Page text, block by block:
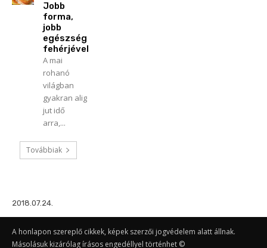
Jobb
forma,
jobb
egészség
fehérjével
A mai
rohanó
világban
gyakran alig
jut idő
arra,...
Továbbiak
2018.07.24.
A honlapon szereplő cikkek, képek szerzői jogvédelem alatt állnak.
Másolásuk kizárólag írásos engedéllyel történhet ©